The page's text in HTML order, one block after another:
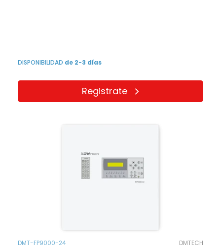
DISPONIBILIDAD de 2-3 días
Registrate
DMT-FP9000-24 DMTECH